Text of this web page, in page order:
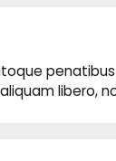
libero,